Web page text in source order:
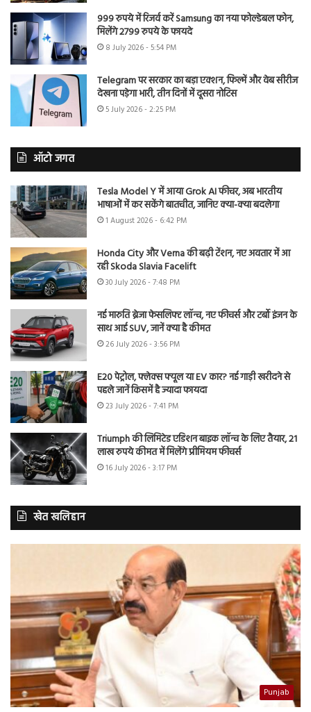
999 रुपये में रिजर्व करें Samsung का नया फोल्डेबल फोन,
मिलेंगे 2799 रुपये के फायदे
8 July 2026 - 5:54 PM
Telegram पर सरकार का बड़ा एक्शन, फिल्में और वेब सीरीज
देखना पड़ेगा भारी, तीन दिनों में दूसरा नोटिस
5 July 2026 - 2:25 PM
ऑटो जगत
Tesla Model Y में आया Grok AI फीचर, अब भारतीय
भाषाओं में कर सकेंगे बातचीत, जानिए क्या-क्या बदलेगा
1 August 2026 - 6:42 PM
Honda City और Verna की बढ़ी टेंशन, नए अवतार में आ
रही Skoda Slavia Facelift
30 July 2026 - 7:48 PM
नई मारुति ब्रेजा फेसलिफ्ट लॉन्च, नए फीचर्स और टर्बो इंजन के
साथ आई SUV, जानें क्या है कीमत
26 July 2026 - 3:56 PM
E20 पेट्रोल, फ्लेक्स फ्यूल या EV कार? नई गाड़ी खरीदने से
पहले जानें किसमें है ज्यादा फायदा
23 July 2026 - 7:41 PM
Triumph की लिमिटेड एडिशन बाइक लॉन्च के लिए तैयार, 21
लाख रुपये कीमत में मिलेंगे प्रीमियम फीचर्स
16 July 2026 - 3:17 PM
खेत खलिहान
Punjab